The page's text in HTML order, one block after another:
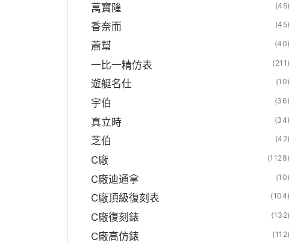
萬寶隆
香奈而
蕭幫
一比一精仿表
遊艇名仕
宇伯
真立時
芝伯
C廠
C廠迪通拿
C廠頂級復刻表
C廠復刻錶
C廠高仿錶